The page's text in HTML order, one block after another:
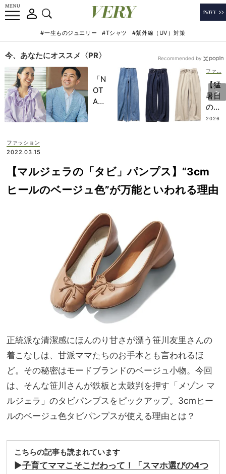
#一生ものジュエリー #Tシャツ #紫外線（UV）対策
今、あなたにオススメ〈PR〉
「N
OT
A
記憶
に一
生残
【極
上の
家族
旅】
を
【猛
暑日
の服
装】
ツ
ー”
こそ
2026
Recommended by
ファッション
2022.03.15
【マルジェラの「タビ」パンプス】“3cm
ヒールのベージュ色”が万能といわれる理由
正統派な清潔感にほんのり甘さが漂う笹川友里さんの
着こなしは、甘派ママたちのお手本とも言われるほ
ど。その秘密はモードブランドのベージュ小物。今回
は、そんな笹川さんが鉄板と太鼓判を押す「メゾン マ
ルジェラ」のタビパンプスをピックアップ。3cmヒー
ルのベージュ色タビパンプスが使える理由とは？
こちらの記事も読まれています
▶︎子育てママこそこだわって！「スマホ選びの4つ